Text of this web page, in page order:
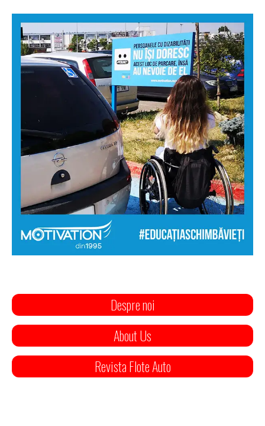
Despre noi
About Us
Revista Flote Auto